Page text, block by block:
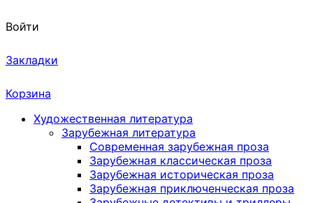
Войти
Закладки
Корзина
Художественная литература
Зарубежная литература
Современная зарубежная проза
Зарубежная классическая проза
Зарубежная историческая проза
Зарубежная приключенческая проза